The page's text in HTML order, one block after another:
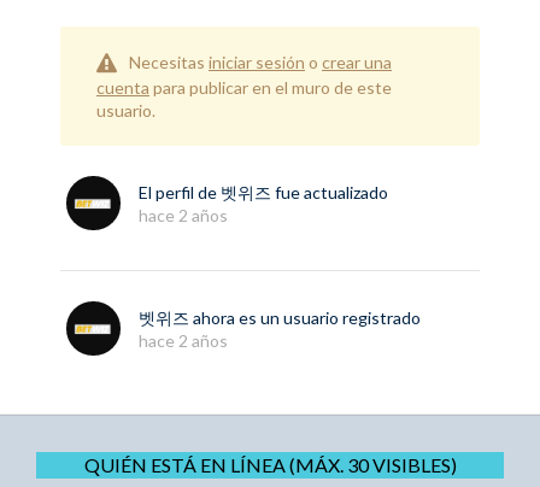
Necesitas iniciar sesión o crear una
cuenta para publicar en el muro de este
usuario.
El perfil de 벳위즈 fue actualizado
hace 2 años
벳위즈 ahora es un usuario registrado
hace 2 años
QUIÉN ESTÁ EN LÍNEA (MÁX. 30 VISIBLES)